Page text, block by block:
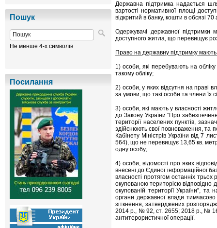
Пошук
Не менше 4-х символів
Посилання
Державна підтримка надається
вартості нормативної площі
відкритий в банку, кошти в обсязі
Одержувачі державної підтримки
доступного житла, що перевищує
Право на державну підтримку
1) особи, які перебувають на
такому обліку;
2) особи, у яких відсутня на праві
за умови, що такі особи та члени їх
3) особи, які мають у власності
до Закону України “Про
території населених пунктів,
здійснюють свої повноваження, та
Кабінету Міністрів України від
564), що не перевищує 13,65 кв.
одну особу;
4) особи, відомості про яких
внесені до Єдиної інформаційної
власності протягом останніх
окупованою територією
окупованій території України”, та
органи державної влади
зіткнення, затверджених
2014 р., № 92, ст. 2655; 2018 р., №
антитерористичної операції.